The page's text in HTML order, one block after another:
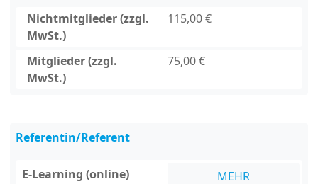
Nichtmitglieder (zzgl.
MwSt.)
115,00 €
Mitglieder (zzgl.
MwSt.)
75,00 €
Referentin/Referent
E-Learning (online)
MEHR